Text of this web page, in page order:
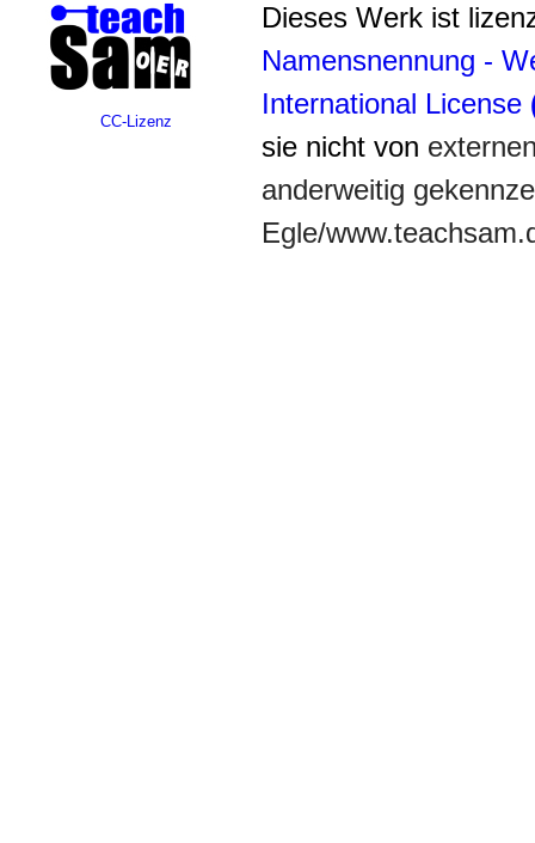
CC-Lizenz
Dieses Werk ist
Namensnennung -
International License
sie nicht von
anderweitig
Egle/